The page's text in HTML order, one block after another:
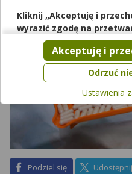
Podziel sięna FacebookUdostępnij
Kliknij „Akceptuję i
wyrazić zgodę na
partnerów Twoich
Pamiętaj, że wyrażenie
zgodę możesz w każdej
zgodę na przetwarzanie
celach. Jeżeli chcesz
przeprowadzić konfigurację
dokonać za pomocą
Więcej informacji na temat
zewnętrznych w naszym
Serwisu.
Odrzuć
Akceptuję i
Ustawienia